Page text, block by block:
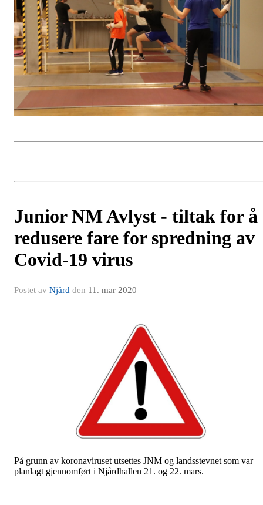
Junior NM Avlyst - tiltak for å
redusere fare for spredning av
Covid-19 virus
Postet av Njård den 11. mar 2020
På grunn av koronaviruset utsettes JNM og landsstevnet som var
planlagt gjennomført i Njårdhallen 21. og 22. mars.